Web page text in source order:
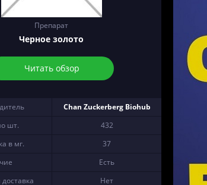
Препарат
Черное золото
Читать обзор
Chan Zuckerberg Biohub
шт.
432
в мг.
37
Есть
Нет